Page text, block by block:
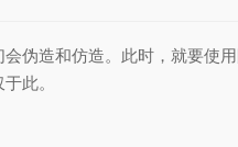
伪造和仿造。此时，就要使
此。